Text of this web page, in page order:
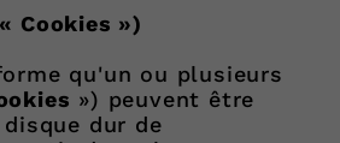
Cookies »)
qu'un ou plusieurs
») peuvent être
dur de